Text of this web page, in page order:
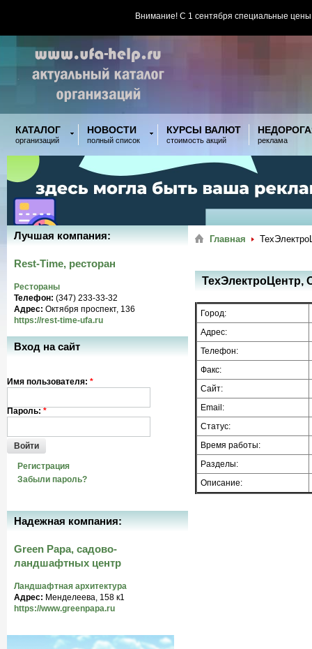
Внимание! С 1 сентября специальные
КАТАЛОГ
организаций
НОВОСТИ
полный список
КУРСЫ ВАЛЮТ
стоимость акций реклама
Главная
ТехЭлектроЦентр,
Город:
Адрес:
Телефон:
Факс:
Сайт:
Email:
Статус:
Время работы:
Разделы:
Описание:
Лучшая компания:
Rest-Time, ресторан
Рестораны
Телефон: (347) 233-33-32
Адрес: Октября проспект, 136
https://rest-time-ufa.ru
Вход на сайт
Имя пользователя: *
Пароль: *
Войти
Регистрация
Забыли пароль?
Надежная компания:
Green Papa, садово-
ландшафтных центр
Ландшафтная архитектура
Адрес: Менделеева, 158 к1
https://www.greenpapa.ru